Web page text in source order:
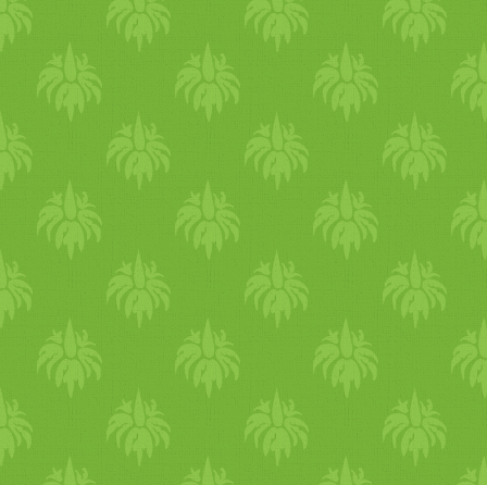
olyan vasárnapi dolog. de
ősszel bármikor jó